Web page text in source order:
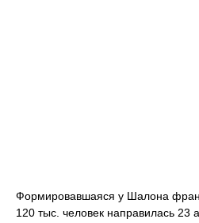
Формировавшаяся у Шалона
120 тыс. человек направилась 23